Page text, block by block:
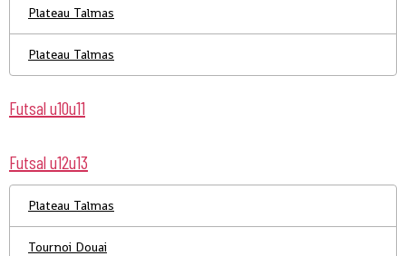
Plateau Talmas
Plateau Talmas
Futsal u10u11
Futsal u12u13
Plateau Talmas
Tournoi Douai